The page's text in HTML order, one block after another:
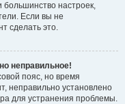
большинство настроек,
Если вы не
сделать это.
неправильное!
пояс, но время
неправильно установлено
для устранения проблемы.